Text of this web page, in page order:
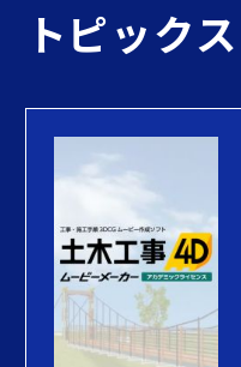
トピックス